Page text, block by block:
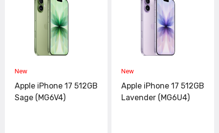
Apple iPhone 17 512GB
Sage (MG6V4)
Apple iPhone 17 512GB
Lavender (MG6U4)